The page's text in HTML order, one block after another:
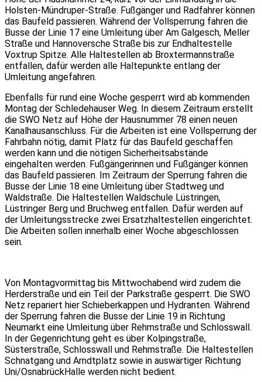
Holsten-Mündruper-Straße. Fußgänger und Radfahrer können
das Baufeld passieren. Während der Vollsperrung fahren die
Busse der Linie 17 eine Umleitung über Am Galgesch, Meller
Straße und Hannoversche Straße bis zur Endhaltestelle
Voxtrup Spitze. Alle Haltestellen ab Broxtermannstraße
entfallen, dafür werden alle Haltepunkte entlang der
Umleitung angefahren.
Ebenfalls für rund eine Woche gesperrt wird ab kommenden
Montag der Schledehauser Weg. In diesem Zeitraum erstellt
die SWO Netz auf Höhe der Hausnummer 78 einen neuen
Kanalhausanschluss. Für die Arbeiten ist eine Vollsperrung der
Fahrbahn nötig, damit Platz für das Baufeld geschaffen
werden kann und die nötigen Sicherheitsabstände
eingehalten werden. Fußgängerinnen und Fußgänger können
das Baufeld passieren. Im Zeitraum der Sperrung fahren die
Busse der Linie 18 eine Umleitung über Stadtweg und
Waldstraße. Die Haltestellen Waldschule Lüstringen,
Lüstringer Berg und Bruchweg entfallen. Dafür werden auf
der Umleitungsstrecke zwei Ersatzhaltestellen eingerichtet.
Die Arbeiten sollen innerhalb einer Woche abgeschlossen
sein.
Von Montagvormittag bis Mittwochabend wird zudem die
Herderstraße und ein Teil der Parkstraße gesperrt. Die SWO
Netz repariert hier Schieberkappen und Hydranten. Während
der Sperrung fahren die Busse der Linie 19 in Richtung
Neumarkt eine Umleitung über Rehmstraße und Schlosswall.
In der Gegenrichtung geht es über Kolpingstraße,
Süsterstraße, Schlosswall und Rehmstraße. Die Haltestellen
Schnatgang und Arndtplatz sowie in auswärtiger Richtung
Uni/OsnabrückHalle werden nicht bedient.